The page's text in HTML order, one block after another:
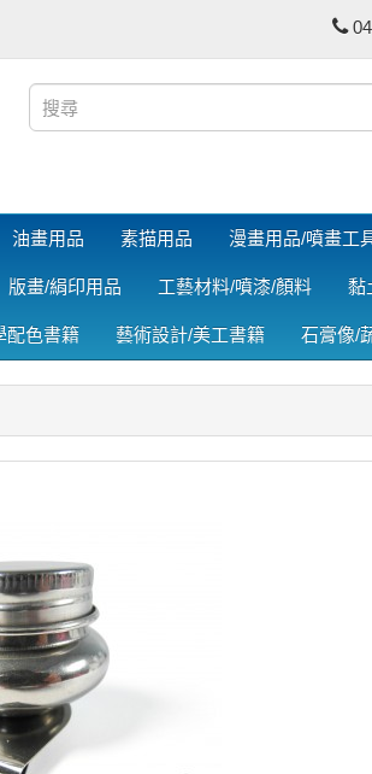
油畫用品 素描用品 漫畫用品/噴畫工
版畫/絹印用品 工藝材料/噴漆/顏料 黏
配色書籍 藝術設計/美工書籍 石膏像/